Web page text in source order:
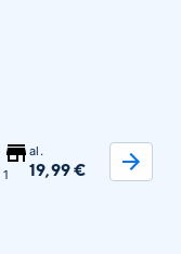
1
al.
19,99 €